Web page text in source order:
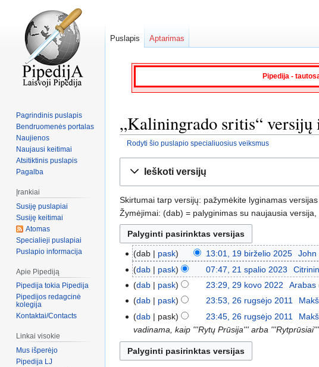
Pipedija -
„Kaliningrado sritis“
Rodyti šio puslapio specialiuosius veiksmus
Ieškoti versijų
Skirtumai tarp versijų: pažymėkite lyginamas
Žymėjimai: (dab) = palyginimas su naujausia
dab pask 13:01, 19 birželio 2025 John
dab
pask 07:47, 21 spalio 2023
dab
pask 23:29, 29 kovo 2022 Arabas
dab
pask 23:53, 26 rugsėjo 2011
dab
pask 23:45, 26 rugsėjo 2011
vadinama, kaip '''Rytų Prūsija''' arba
Puslapis Aptarimas
Pagrindinis puslapis
Bendruomenės portalas
Naujienos
Naujausi keitimai
Atsitiktinis puslapis
Pagalba
Įrankiai
Susiję puslapiai
Susiję keitimai
Atomas
Specialieji puslapiai
Puslapio informacija
Apie Pipediją
Pipedija tokia Pipedija
Pipedijos redagcinė
kolegija
Kontaktai/Contacts
Linkai visokie
Mus išperėjo
Pipedija LJ